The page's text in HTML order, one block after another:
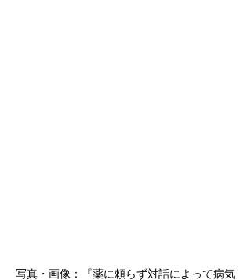
写真・画像：『薬に頼らず対話によって病気